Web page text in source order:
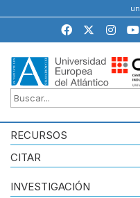
RECURSOS
CITAR
INVESTIGACIÓN